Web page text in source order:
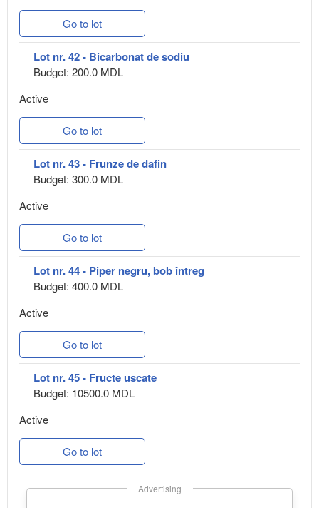
Go to lot
Lot nr. 42 - Bicarbonat de sodiu
Budget: 200.0 MDL
Active
Go to lot
Lot nr. 43 - Frunze de dafin
Budget: 300.0 MDL
Active
Go to lot
Lot nr. 44 - Piper negru, bob întreg
Budget: 400.0 MDL
Active
Go to lot
Lot nr. 45 - Fructe uscate
Budget: 10500.0 MDL
Active
Go to lot
Advertising